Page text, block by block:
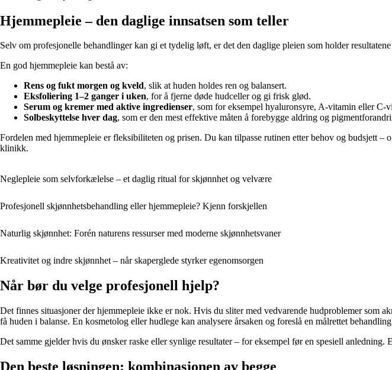
Hjemmepleie – den daglige innsatsen som teller
Selv om profesjonelle behandlinger kan gi et tydelig løft, er det den daglige pleien som holder
En god hjemmepleie kan bestå av:
Rens og fukt morgen og kveld, slik at huden holdes ren og balansert.
Eksfoliering 1–2 ganger i uken, for å fjerne døde hudceller og gi frisk glød.
Serum og kremer med aktive ingredienser, som for eksempel hyaluronsyre, A-vitamin eller C-
Solbeskyttelse hver dag, som er den mest effektive måten å forebygge aldring og
Fordelen med hjemmepleie er fleksibiliteten og prisen. Du kan tilpasse rutinen etter behov og budsjett
klinikk.
Neglepleie som selvforkælelse – et daglig ritual for skjønnhet og velvære
Profesjonell skjønnhetsbehandling eller hjemmepleie? Kjenn forskjellen
Naturlig skjønnhet: Forén naturens ressurser med moderne skjønnhetsvaner
Kreativitet og indre skjønnhet – når skaperglede styrker egenomsorgen
Når bør du velge profesjonell hjelp?
Det finnes situasjoner der hjemmepleie ikke er nok. Hvis du sliter med vedvarende hudproblemer som
få huden i balanse. En kosmetolog eller hudlege kan analysere årsaken og foreslå en målrettet
Det samme gjelder hvis du ønsker raske eller synlige resultater – for eksempel før en spesiell
Den beste løsningen: kombinasjonen av begge